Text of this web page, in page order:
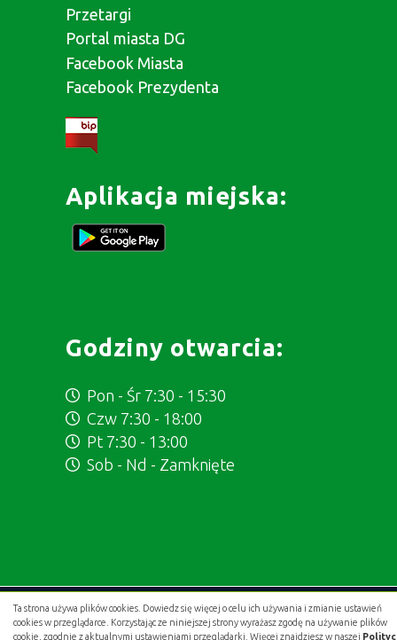
Ta strona używa plików cookies. Dowiedz się więcej o celu ich używania i zmianie ustawień
cookies w przeglądarce. Korzystając ze niniejszej strony wyrażasz zgodę na używanie plików
cookie, zgodnie z aktualnymi ustawieniami przeglądarki. Więcej znajdziesz w naszej
Przetargi
Portal miasta DG
Facebook Miasta
Facebook Prezydenta
Aplikacja miejska:
Godziny otwarcia:
Pon - Śr 7:30 - 15:30
Czw 7:30 - 18:00
Pt 7:30 - 13:00
Sob - Nd - Zamknięte
Projekt i wykonanie:.gold studio digital